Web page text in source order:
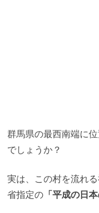
群馬県の最西南端に
でしょうか？
実は、この村を流れ
省指定の「平成の日